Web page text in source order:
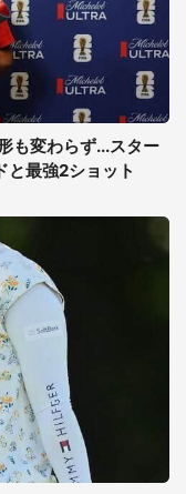
も変わらず...スター
と最強2ショット